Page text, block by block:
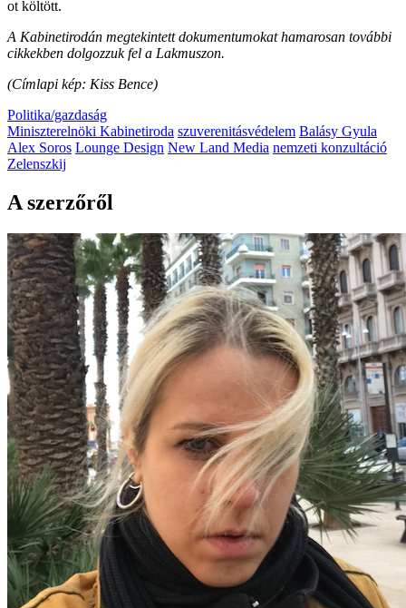
ot költött.
A Kabinetirodán megtekintett dokumentumokat hamarosan további
cikkekben dolgozzuk fel a Lakmuszon.
(Címlapi kép: Kiss Bence)
Politika/gazdaság
Miniszterelnöki Kabinetiroda szuverenitásvédelem Balásy Gyula
Alex Soros Lounge Design New Land Media nemzeti konzultáció
Zelenszkij
A szerzőről